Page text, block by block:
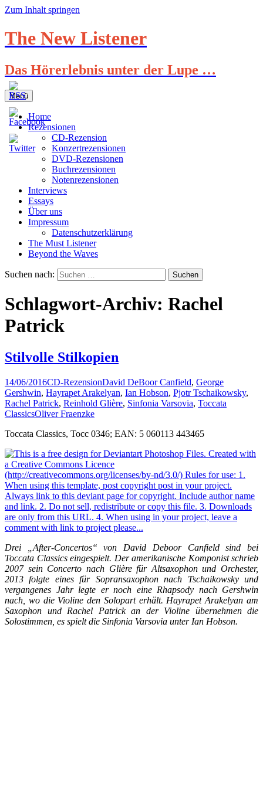
Zum Inhalt springen
The New Listener
Das Hörerlebnis unter der Lupe …
Menü
Home
Rezensionen
CD-Rezension
Konzertrezensionen
DVD-Rezensionen
Buchrezensionen
Notenrezensionen
Interviews
Essays
Über uns
Impressum
Datenschutzerklärung
The Must Listener
Beyond the Waves
Suchen nach:
Schlagwort-Archiv: Rachel
Patrick
Stilvolle Stilkopien
14/06/2016CD-RezensionDavid DeBoor Canfield, George
Gershwin, Hayrapet Arakelyan, Ian Hobson, Pjotr Tschaikowsky,
Rachel Patrick, Reinhold Glière, Sinfonia Varsovia, Toccata
ClassicsOliver Fraenzke
Toccata Classics, Tocc 0346; EAN: 5 060113 443465
Drei „After-Concertos“ von David Deboor Canfield sind bei
Toccata Classics eingespielt. Der amerikanische Komponist schrieb
2007 sein Concerto nach Glière für Altsaxophon und Orchester,
2013 folgte eines für Sopransaxophon nach Tschaikowsky und
vergangenes Jahr legte er noch eine Rhapsody nach Gershwin
nach, wo die Violine den Solopart erhält. Hayrapet Arakelyan am
Saxophon und Rachel Patrick an der Violine übernehmen die
Solostimmen, es spielt die Sinfonia Varsovia unter Ian Hobson.